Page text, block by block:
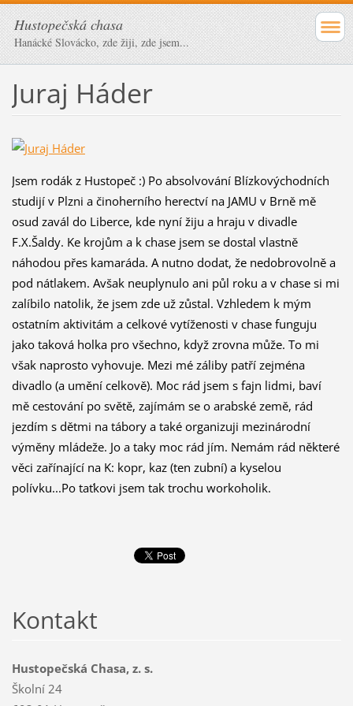
Hustopečská chasa
Hanácké Slovácko, zde žiji, zde jsem...
Juraj Háder
Jsem rodák z Hustopeč :)Po absolvování Blízkovýchodních
studijí v Plzni a činoherního herectví na JAMU v Brně mě
osud zavál do Liberce, kde nyní žiju a hraju v divadle
F.X.Šaldy. Ke krojům a k chase jsem se dostal vlastně
náhodou přes kamaráda. A nutno dodat, že nedobrovolně a
pod nátlakem. Avšak neuplynulo ani půl roku a v chase si mi
zalíbilo natolik, že jsem zde už zůstal. Vzhledem k mým
ostatním aktivitám a celkové vytíženosti v chase funguju
jako taková holka pro všechno, když zrovna může. To mi
však naprosto vyhovuje. Mezi mé záliby patří zejména
divadlo (a umění celkově). Moc rád jsem s fajn lidmi, baví
mě cestování po světě, zajímám se o arabské země, rád
jezdím s dětmi na tábory a také organizuji mezinárodní
výměny mládeže. Jo a taky moc rád jím. Nemám rád některé
věci zařínající na K: kopr, kaz (ten zubní) a kyselou
polívku...Po taťkovi jsem tak trochu workoholik.
Kontakt
Hustopečská Chasa, z. s.
Školní 24